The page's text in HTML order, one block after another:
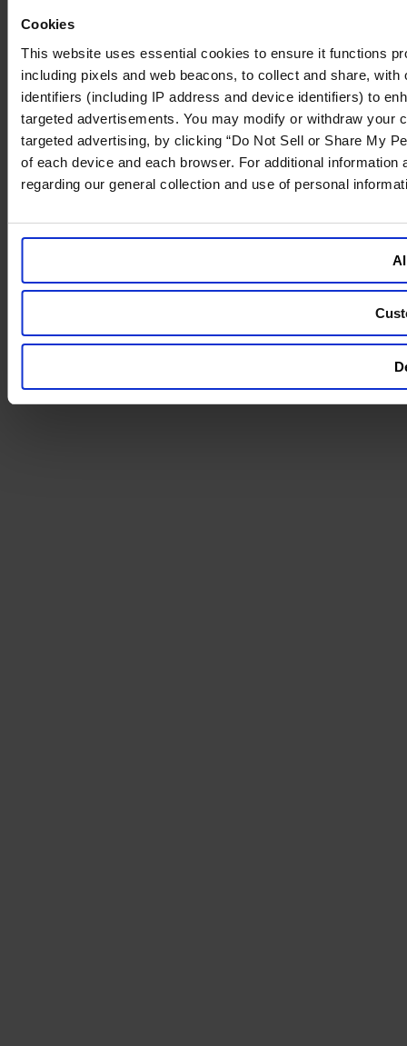
Cookies
This website uses essential cookies to ensure it functions
including pixels and web beacons, to collect and share,
identifiers (including IP address and device identifiers) to
targeted advertisements. You may modify or withdraw your
targeted advertising, by clicking “Do Not Sell or Share My
of each device and each browser. For additional
regarding our general collection and use of personal